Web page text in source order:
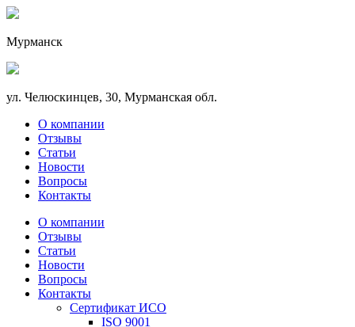
Мурманск
ул. Челюскинцев, 30, Мурманская обл.
О компании
Отзывы
Статьи
Новости
Вопросы
Контакты
О компании
Отзывы
Статьи
Новости
Вопросы
Контакты
Сертификат ИСО
ISO 9001